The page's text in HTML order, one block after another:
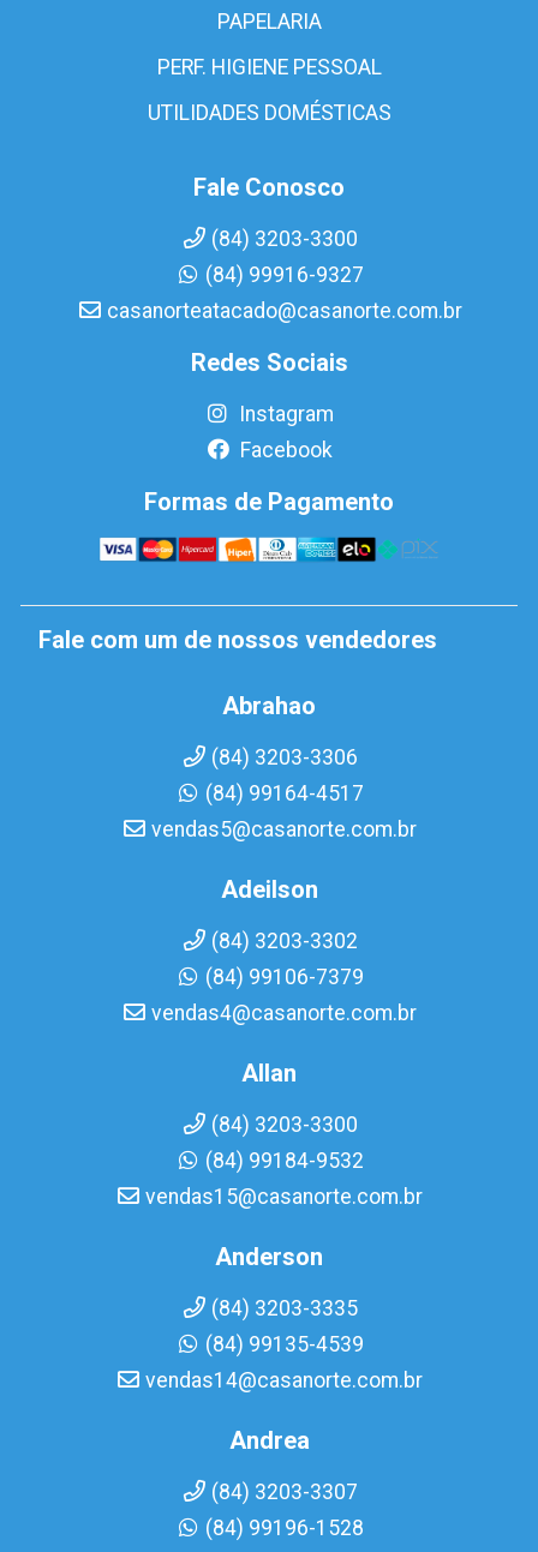
PAPELARIA
PERF. HIGIENE PESSOAL
UTILIDADES DOMÉSTICAS
Fale Conosco
(84) 3203-3300
(84) 99916-9327
casanorteatacado@casanorte.com.br
Redes Sociais
Instagram
Facebook
Formas de Pagamento
Fale com um de nossos vendedores
Abrahao
(84) 3203-3306
(84) 99164-4517
vendas5@casanorte.com.br
Adeilson
(84) 3203-3302
(84) 99106-7379
vendas4@casanorte.com.br
Allan
(84) 3203-3300
(84) 99184-9532
vendas15@casanorte.com.br
Anderson
(84) 3203-3335
(84) 99135-4539
vendas14@casanorte.com.br
Andrea
(84) 3203-3307
(84) 99196-1528